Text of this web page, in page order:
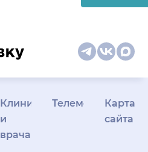
Клиникам
и
врачам
Телемедицина
Карта
сайта